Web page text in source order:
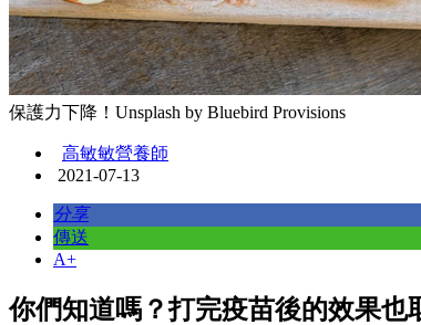
保護力下降！Unsplash by Bluebird Provisions
高敏敏營養師
2021-07-13
分享
傳送
A+
你們知道嗎？打完疫苗後的效果